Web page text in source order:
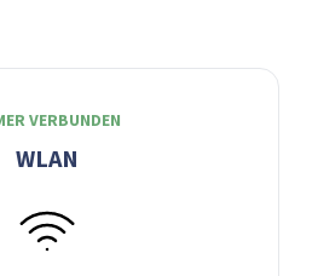
VERBUNDEN
WLAN